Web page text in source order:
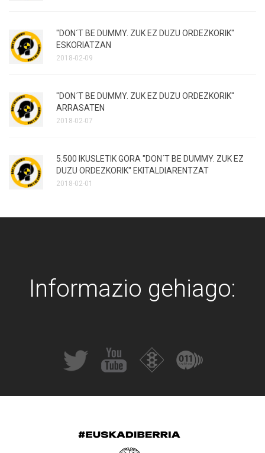
"DON´T BE DUMMY. ZUK EZ DUZU ORDEZKORIK"
ESKORIATZAN
2018-02-09
"DON´T BE DUMMY. ZUK EZ DUZU ORDEZKORIK"
ARRASATEN
2018-02-07
5.500 IKUSLETIK GORA "DON´T BE DUMMY. ZUK EZ
DUZU ORDEZKORIK" EKITALDIARENTZAT
2018-02-01
Informazio gehiago: